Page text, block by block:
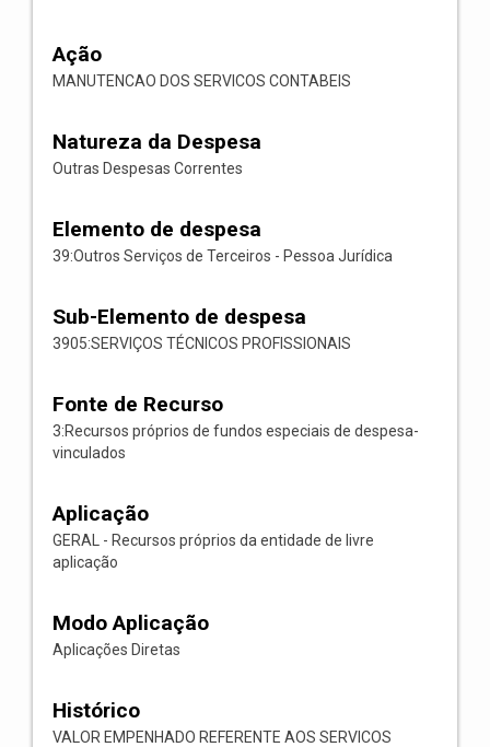
Ação
MANUTENCAO DOS SERVICOS CONTABEIS
Natureza da Despesa
Outras Despesas Correntes
Elemento de despesa
39:Outros Serviços de Terceiros - Pessoa Jurídica
Sub-Elemento de despesa
3905:SERVIÇOS TÉCNICOS PROFISSIONAIS
Fonte de Recurso
3:Recursos próprios de fundos especiais de despesa-
vinculados
Aplicação
GERAL - Recursos próprios da entidade de livre
aplicação
Modo Aplicação
Aplicações Diretas
Histórico
VALOR EMPENHADO REFERENTE AOS SERVICOS